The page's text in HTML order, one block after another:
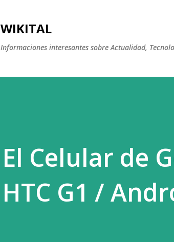
WIKITAL
Informaciones interesantes sobre Actualidad,
El Celular de
HTC G1 /